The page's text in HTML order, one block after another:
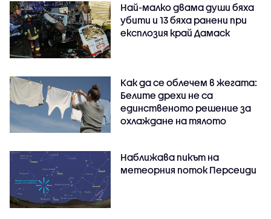
Най-малко двама души бяха
убити и 13 бяха ранени при
експлозия край Дамаск
Как да се облечем в жегата:
Белите дрехи не са
единственото решение за
охлаждане на тялото
Наближава пикът на
метеорния поток Персеиди